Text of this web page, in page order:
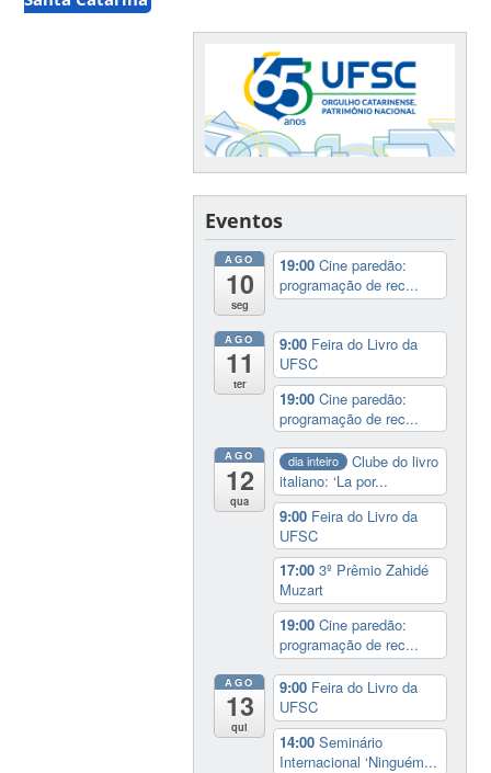
Eventos
AGO
10
seg
19:00Cine paredão:
programação de rec...
AGO
11
ter
9:00 Feira do Livro da
UFSC
19:00Cine paredão:
programação de rec...
AGO
12
qua
dia inteiro
Clube do livro
italiano: ‘La por...
9:00 Feira do Livro da
UFSC
17:003º Prêmio Zahidé
Muzart
19:00Cine paredão:
programação de rec...
AGO
13
qui
9:00 Feira do Livro da
UFSC
14:00Seminário
Internacional ‘Ninguém...